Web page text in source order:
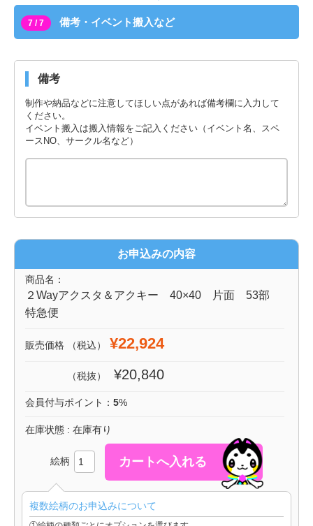
7 / 7 備考・イベント搬入など
備考
制作や納品などに注意してほしい点があれば備考欄に入力して
ください。
イベント搬入は搬入情報をご記入ください（イベント名、スペ
ースNO、サークル名など）
お申込みの内容
商品名：
２Wayアクスタ＆アクキー 40×40 片面 53部
特急便
販売価格 （税込） ¥22,924
（税抜） ¥20,840
会員付与ポイント： 5%
在庫状態 : 在庫有り
絵柄
複数絵柄のお申込みについて